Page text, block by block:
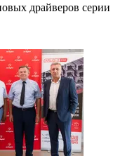
драйверов серии